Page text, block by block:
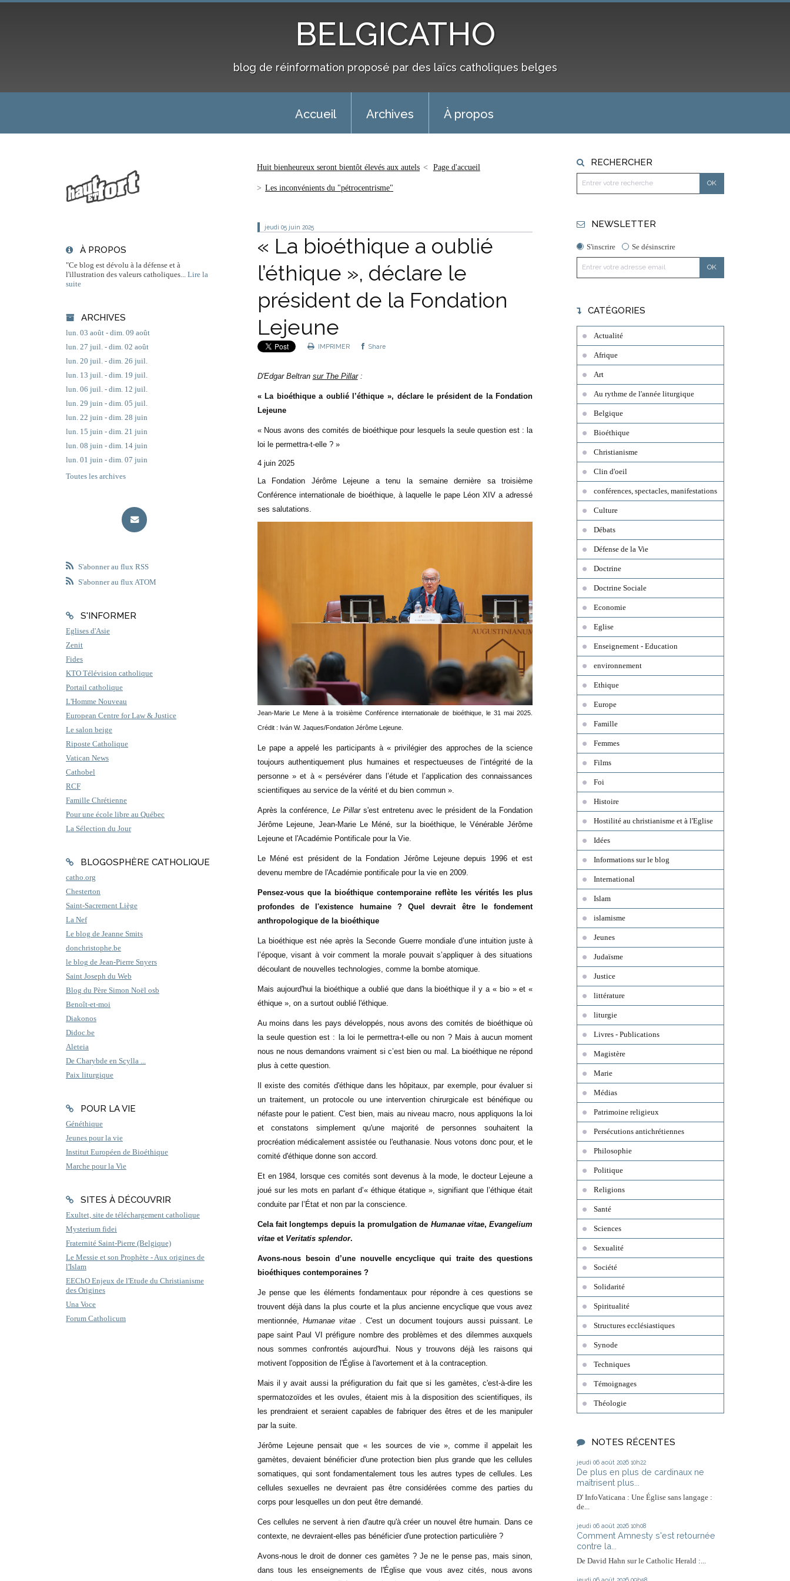
BELGICATHO
blog de réinformation proposé par des laïcs catholiques belges
Accueil Archives À propos
À PROPOS
"Ce blog est dévolu à la défense et à
l'illustration des valeurs catholiques...
Lire la
suite
ARCHIVES
lun. 03 août - dim. 09 août
lun. 27 juil. - dim. 02 août
lun. 20 juil. - dim. 26 juil.
lun. 13 juil. - dim. 19 juil.
lun. 06 juil. - dim. 12 juil.
lun. 29 juin - dim. 05 juil.
lun. 22 juin - dim. 28 juin
lun. 15 juin - dim. 21 juin
lun. 08 juin - dim. 14 juin
lun. 01 juin - dim. 07 juin
Toutes les archives
S'abonner au flux RSS
S'abonner au flux ATOM
S'INFORMER
Eglises d'Asie
Zenit
Fides
KTO Télévision catholique
Portail catholique
L'Homme Nouveau
European Centre for Law & Justice
Le salon beige
Riposte Catholique
Vatican News
Cathobel
RCF
Famille Chrétienne
Pour une école libre au Québec
La Sélection du Jour
BLOGOSPHÈRE CATHOLIQUE
catho.org
Chesterton
Saint-Sacrement Liège
La Nef
Le blog de Jeanne Smits
donchristophe.be
le blog de Jean-Pierre Snyers
Saint Joseph du Web
Blog du Père Simon Noël osb
Benoît-et-moi
Diakonos
Didoc.be
Aleteia
De Charybde en Scylla ...
Paix liturgique
POUR LA VIE
Généthique
Jeunes pour la vie
Institut Européen de Bioéthique
Marche pour la Vie
SITES À DÉCOUVRIR
Exultet, site de téléchargement catholique
Mysterium fidei
Fraternité Saint-Pierre (Belgique)
Le Messie et son Prophète - Aux origines de
l'Islam
EEChO Enjeux de l'Etude du Christianisme
des Origines
Una Voce
Forum Catholicum
Huit bienheureux seront bientôt élevés aux autels Page d'accueil
Les inconvénients du "pétrocentrisme"
jeudi 05 juin 2025
« La bioéthique a oublié
l’éthique », déclare le
président de la Fondation
Lejeune
IMPRIMER Share
D'Edgar Beltran sur The Pillar:
« La bioéthique a oublié l’éthique », déclare le président de la Fondation
Lejeune
« Nous avons des comités de bioéthique pour lesquels la seule question est : la
loi le permettra-t-elle ? »
4 juin 2025
La Fondation Jérôme Lejeune a tenu la semaine dernière sa troisième
Conférence internationale de bioéthique, à laquelle le pape Léon XIV a adressé
ses salutations.
Jean-Marie Le Mene à la troisième Conférence internationale de bioéthique, le 31 mai 2025.
Crédit : Iván W. Jaques/Fondation Jérôme Lejeune.
Le pape a appelé les participants à « privilégier des approches de la science
toujours authentiquement plus humaines et respectueuses de l’intégrité de la
personne » et à « persévérer dans l’étude et l’application des connaissances
scientifiques au service de la vérité et du bien commun ».
Après la conférence, Le Pillar s'est entretenu avec le président de la Fondation
Jérôme Lejeune, Jean-Marie Le Méné, sur la bioéthique, le Vénérable Jérôme
Lejeune et l'Académie Pontificale pour la Vie.
Le Méné est président de la Fondation Jérôme Lejeune depuis 1996 et est
devenu membre de l'Académie pontificale pour la vie en 2009.
Pensez-vous que la bioéthique contemporaine reflète les vérités les plus
profondes de l'existence humaine ? Quel devrait être le fondement
anthropologique de la bioéthique
La bioéthique est née après la Seconde Guerre mondiale d’une intuition juste à
l’époque, visant à voir comment la morale pouvait s’appliquer à des situations
découlant de nouvelles technologies, comme la bombe atomique.
Mais aujourd'hui la bioéthique a oublié que dans la bioéthique il y a « bio » et «
éthique », on a surtout oublié l'éthique.
Au moins dans les pays développés, nous avons des comités de bioéthique où
la seule question est : la loi le permettra-t-elle ou non ? Mais à aucun moment
nous ne nous demandons vraiment si c’est bien ou mal. La bioéthique ne répond
plus à cette question.
Il existe des comités d'éthique dans les hôpitaux, par exemple, pour évaluer si
un traitement, un protocole ou une intervention chirurgicale est bénéfique ou
néfaste pour le patient. C'est bien, mais au niveau macro, nous appliquons la loi
et constatons simplement qu'une majorité de personnes souhaitent la
procréation médicalement assistée ou l'euthanasie. Nous votons donc pour, et le
comité d'éthique donne son accord.
Et en 1984, lorsque ces comités sont devenus à la mode, le docteur Lejeune a
joué sur les mots en parlant d’« éthique étatique », signifiant que l’éthique était
conduite par l’État et non par la conscience.
Cela fait longtemps depuis la promulgation de Humanae vitae,Evangelium
vitaeet Veritatis splendor.
Avons-nous besoin d’une nouvelle encyclique qui traite des questions
bioéthiques contemporaines ?
Je pense que les éléments fondamentaux pour répondre à ces questions se
trouvent déjà dans la plus courte et la plus ancienne encyclique que vous avez
mentionnée,Humanae vitae . C'est un document toujours aussi puissant. Le
pape saint Paul VI préfigure nombre des problèmes et des dilemmes auxquels
nous sommes confrontés aujourd'hui. Nous y trouvons déjà les raisons qui
motivent l'opposition de l'Église à l'avortement et à la contraception.
Mais il y avait aussi la préfiguration du fait que si les gamètes, c'est-à-dire les
spermatozoïdes et les ovules, étaient mis à la disposition des scientifiques, ils
les prendraient et seraient capables de fabriquer des êtres et de les manipuler
par la suite.
Jérôme Lejeune pensait que « les sources de vie », comme il appelait les
gamètes, devaient bénéficier d'une protection bien plus grande que les cellules
somatiques, qui sont fondamentalement tous les autres types de cellules. Les
cellules sexuelles ne devraient pas être considérées comme des parties du
corps pour lesquelles un don peut être demandé.
Ces cellules ne servent à rien d'autre qu'à créer un nouvel être humain. Dans ce
contexte, ne devraient-elles pas bénéficier d'une protection particulière ?
Avons-nous le droit de donner ces gamètes ? Je ne le pense pas, mais sinon,
dans tous les enseignements de l'Église que vous avez cités, nous avons
RECHERCHER
NEWSLETTER
S'inscrire Se désinscrire
CATÉGORIES
Actualité
Afrique
Art
Au rythme de l'année liturgique
Belgique
Bioéthique
Christianisme
Clin d'oeil
conférences, spectacles, manifestations
Culture
Débats
Défense de la Vie
Doctrine
Doctrine Sociale
Economie
Eglise
Enseignement - Education
environnement
Ethique
Europe
Famille
Femmes
Films
Foi
Histoire
Hostilité au christianisme et à l'Eglise
Idées
Informations sur le blog
International
Islam
islamisme
Jeunes
Judaïsme
Justice
littérature
liturgie
Livres - Publications
Magistère
Marie
Médias
Patrimoine religieux
Persécutions antichrétiennes
Philosophie
Politique
Religions
Santé
Sciences
Sexualité
Société
Solidarité
Spiritualité
Structures ecclésiastiques
Synode
Techniques
Témoignages
Théologie
NOTES RÉCENTES
jeudi 06 août 2026 10h22
De plus en plus de cardinaux ne
maîtrisent plus...
D' InfoVaticana : Une Église sans langage :
de...
jeudi 06 août 2026 10h08
Comment Amnesty s'est retournée
contre la...
De David Hahn sur le Catholic Herald :...